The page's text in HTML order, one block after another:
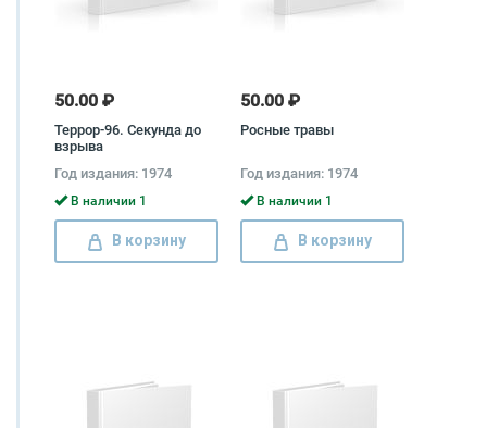
50.00 ₽
Террор-96. Секунда до
взрыва
Год издания: 1974
В наличии 1
В корзину
50.00 ₽
Росные травы
Год издания: 1974
В наличии 1
В корзину